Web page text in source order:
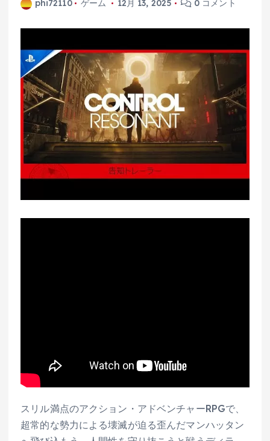
phi72110 ゲーム 12月 13, 2025 0 コメント
スリル満点のアクション・アドベンチャーRPGで、
超常的な勢力による壊滅が迫る歪んだマンハッタン